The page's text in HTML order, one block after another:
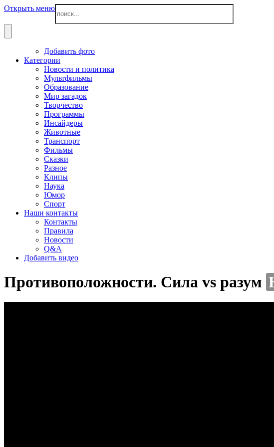
Открыть меню
Добавить фото
Категории
Новости и политика
Мультфильмы
Образование
Мир загадок
Творчество
Программы
Инсайдеры
Животные
Транспорт
Фильмы
Сказки
Разное
Клипы
Наука
Юмор
Спорт
Наши контакты
Контакты
Правила
Новости
Q&A
Добавить видео
Противоположности. Сила vs разум